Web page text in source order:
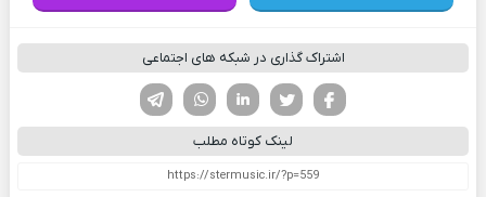
اشتراک گذاری در شبکه های اجتماعی
لینکدین تویتر
فیسوک
لینک کوتاه مطلب